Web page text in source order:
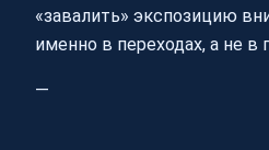
«завалить» экспозицию
именно в переходах, а не в
—